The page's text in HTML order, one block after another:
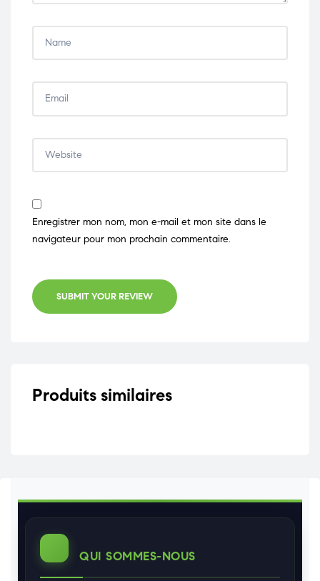
Enregistrer mon nom, mon e-mail et mon site dans le
navigateur pour mon prochain commentaire.
SUBMIT YOUR REVIEW
Produits similaires
QUI SOMMES-NOUS